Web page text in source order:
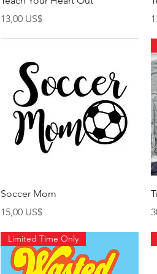
Giá
13,00 US$
Xem nhanh
Soccer Mom
Giá
15,00 US$
Limited Time Only